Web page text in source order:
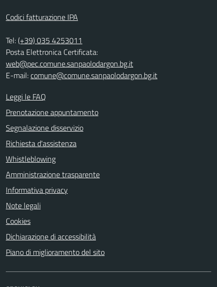
Codici fatturazione IPA
Tel:(+39) 035 4253011
Posta Elettronica Certificata:
web@pec.comune.sanpaolodargon.bg.it
E-mail:comune@comune.sanpaolodargon.bg.it
Leggi le FAQ
Prenotazione appuntamento
Segnalazione disservizio
Richiesta d'assistenza
Whistleblowing
Amministrazione trasparente
Informativa privacy
Note legali
Cookies
Dichiarazione di accessibilità
Piano di miglioramento del sito